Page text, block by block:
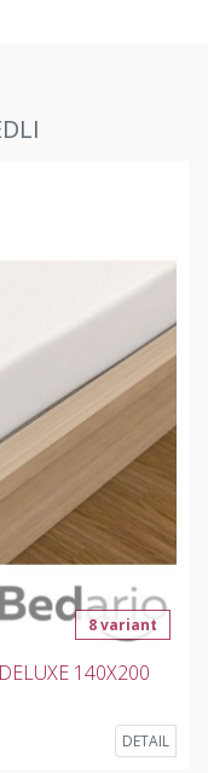
8 variant
140X200
DETAIL